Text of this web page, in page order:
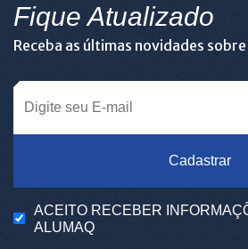
Fique Atualizado
Receba as últimas novidades
Cadastrar
ACEITO RECEBER
ALUMAQ